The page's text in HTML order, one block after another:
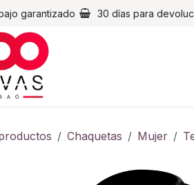
garantizado 30 días para
Chaquetas Mujer